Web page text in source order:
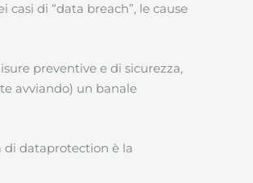
casi di “data breach”, le cause
preventive e di sicurezza,
avviando) un banale
dataprotection è la